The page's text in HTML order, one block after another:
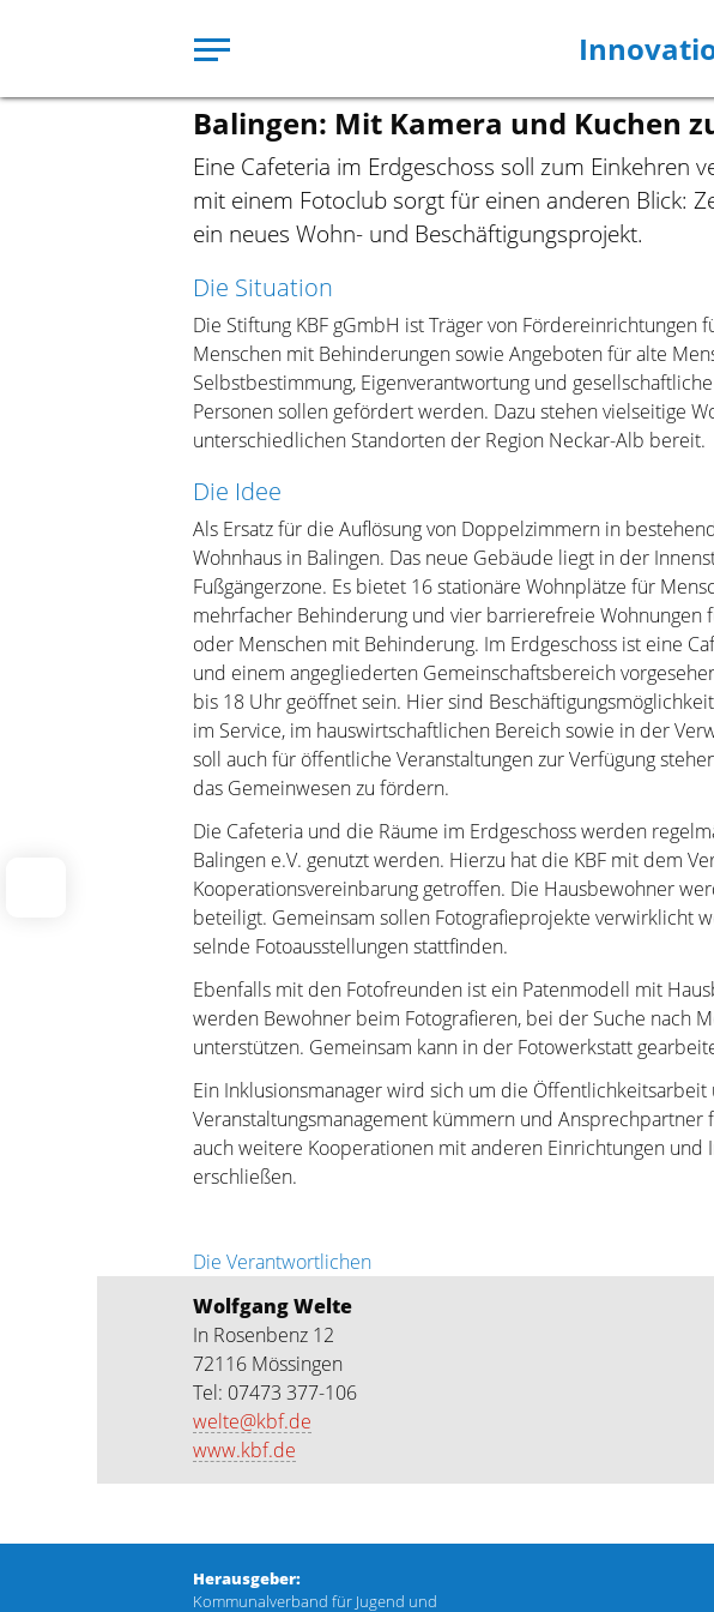
Zum Hauptinhalt springenBalingen: Mit Ka­mera und Ku­chen
Eine Cafeteria im Erdgeschoss soll zum Einkehren
mit einem Fotoclub sorgt für einen anderen Blick:
ein neues Wohn- und Beschäftigungsprojekt.
Die Situation
Die Stiftung KBF gGmbH ist Träger von Fördereinrichtungen
Menschen­ mit Behinderungen sowie Angeboten für alte
Selbstbestimmung, Eigenverantwortung und
Personen sollen gefördert werden. Dazu stehen vielseitige
unterschiedlichen Standorten der Region Neckar-Alb bereit.
Die Idee
Als Ersatz für die Auflösung von Doppelzimmern in
Wohnhaus in Balingen. Das neue Gebäude liegt in der
Fußgängerzone. Es bietet 16 stationäre Wohnplätze für
mehrfacher Behinderung und vier barrierefreie Wohnungen
oder Menschen mit Behinderung. Im Erdgeschoss ist eine
und einem angegliederten Gemeinschaftsbereich
bis 18 Uhr geöffnet sein. Hier sind
im Service, im hauswirtschaftlichen Bereich sowie in der
soll auch für öffentliche Veranstaltungen zur Verfügung
das Gemeinwesen zu fördern.
Die Cafeteria und die Räume im Erdgeschoss werden
Balingen e.V. genutzt werden. Hierzu hat die KBF mit dem
Kooperationsvereinbarung getroffen. Die Haus­bewohner
beteiligt. Gemeinsam ­sollen ­Fotografieprojekte verwirklicht
selnde­ Fotoausstellungen stattfinden.
Ebenfalls mit den Fotofreunden ist ein Patenmodell mit
werden Bewohner beim Fotografieren, bei der Suche nach
unterstützen. Gemeinsam kann in der Fotowerkstatt
Ein Inklusionsmanager wird sich um die Öffentlichkeitsarbeit
Veranstaltungsmanagement kümmern und Ansprechpartner
auch weitere Kooperationen mit anderen ­Einrichtungen und
erschließen.
Die Verantwortlichen
Wolfgang Welte
In Rosenbenz 12
72116 Mössingen
Tel: 07473 377-106
welte@kbf.de
www.kbf.de
Navigation überspringen
Herausgeber:
Kommunalverband für Jugend und